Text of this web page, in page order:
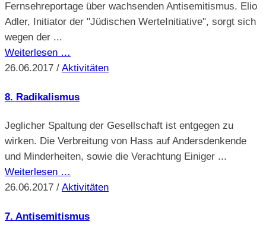
Fernsehreportage über wachsenden Antisemitismus. Elio
Adler, Initiator der "Jüdischen WerteInitiative", sorgt sich
wegen der ...
Weiterlesen …
26.06.2017 / Aktivitäten
8. Radikalismus
Jeglicher Spaltung der Gesellschaft ist entgegen zu
wirken. Die Verbreitung von Hass auf Andersdenkende
und Minderheiten, sowie die Verachtung Einiger ...
Weiterlesen …
26.06.2017 / Aktivitäten
7. Antisemitismus